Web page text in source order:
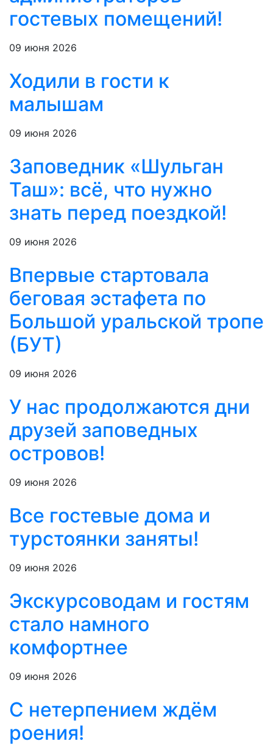
гостевых помещений!
09 июня 2026
Ходили в гости к
малышам
09 июня 2026
Заповедник «Шульган
Таш»: всё, что нужно
знать перед поездкой!
09 июня 2026
Впервые стартовала
беговая эстафета по
Большой уральской тропе
(БУТ)
09 июня 2026
У нас продолжаются дни
друзей заповедных
островов!
09 июня 2026
Все гостевые дома и
турстоянки заняты!
09 июня 2026
Экскурсоводам и гостям
стало намного
комфортнее
09 июня 2026
С нетерпением ждём
роения!